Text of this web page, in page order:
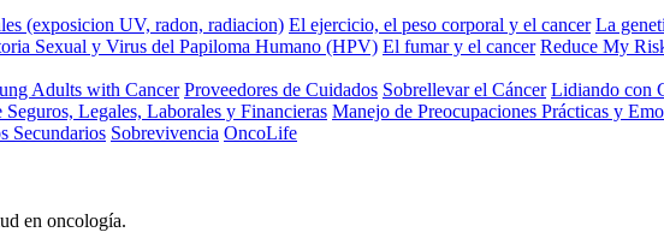
(exposicion UV, radon, radiacion) El ejercicio, el peso corporal y el cancer La
Sexual y Virus del Papiloma Humano (HPV) El fumar y el cancer Reduce My
Adults with Cancer Proveedores de Cuidados Sobrellevar el Cáncer Lidiando con
Seguros, Legales, Laborales y Financieras Manejo de Preocupaciones Prácticas y
Secundarios Sobrevivencia OncoLife
en oncología.